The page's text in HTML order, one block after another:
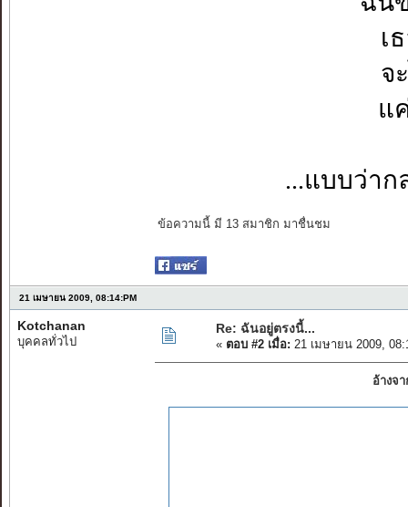
เ
จ
แ
...แบบว่าก
ข้อความนี้ มี 13 สมาชิก มาชื่นชม
21 เมษายน 2009, 08:14:PM
Kotchanan
บุคคลทั่วไป
Re: ฉันอยู่ตรงนี้...
« ตอบ #2 เมื่อ: 21 เมษายน 2009,
อ้างจ